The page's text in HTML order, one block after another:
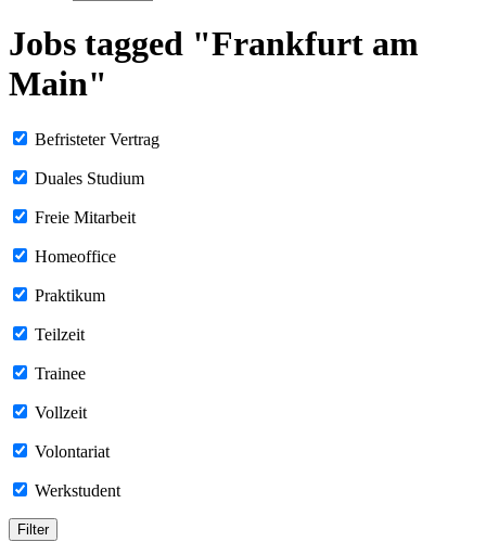
Jobs tagged "Frankfurt am
Main"
Befristeter Vertrag
Duales Studium
Freie Mitarbeit
Homeoffice
Praktikum
Teilzeit
Trainee
Vollzeit
Volontariat
Werkstudent